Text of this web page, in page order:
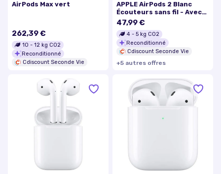
AirPods Max vert
262,39 €
10 - 12 kg CO2
Reconditionné
Cdiscount Seconde Vie
APPLE AirPods 2 Blanc
Écouteurs sans fil - Avec
boitier de charge filaire
47,99 €
4 - 5 kg CO2
Reconditionné
Cdiscount Seconde Vie
+5 autres offres